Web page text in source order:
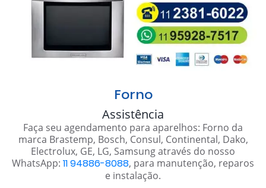
Forno
Assistência
Faça seu agendamento para aparelhos: Forno da
marca Brastemp, Bosch, Consul, Continental, Dako,
Electrolux, GE, LG, Samsung através do nosso
WhatsApp: 11 94886-8088, para manutenção, reparos
e instalação.